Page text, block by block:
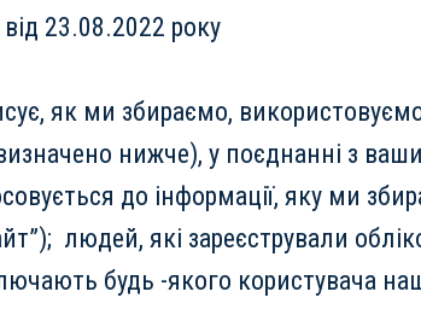
23.08.2022 року
як ми збираємо,
нижче), у поєднанні з
до інформації, яку ми
людей, які зареєстрували
будь -якого користувача